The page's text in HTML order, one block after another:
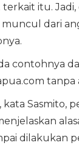
terkait itu.
muncul dari
contohnya
tanpa
kata Sasmito,
dilakukan